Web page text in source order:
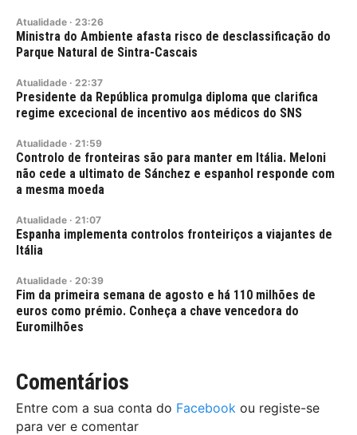
Atualidade · 23:26
Ministra do Ambiente afasta risco de desclassificação do
Parque Natural de Sintra-Cascais
Atualidade · 22:37
Presidente da República promulga diploma que clarifica
regime excecional de incentivo aos médicos do SNS
Atualidade · 21:59
Controlo de fronteiras são para manter em Itália. Meloni
não cede a ultimato de Sánchez e espanhol responde com
a mesma moeda
Atualidade · 21:07
Espanha implementa controlos fronteiriços a viajantes de
Itália
Atualidade · 20:39
Fim da primeira semana de agosto e há 110 milhões de
euros como prémio. Conheça a chave vencedora do
Euromilhões
Comentários
Entre com a sua conta do Facebook ou registe-se
para ver e comentar